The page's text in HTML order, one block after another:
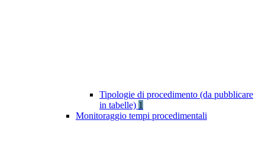
Tipologie di procedimento (da pubblicare
in tabelle) 1
Monitoraggio tempi procedimentali